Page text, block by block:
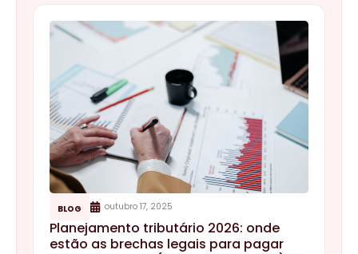
BLOG outubro 17, 2025
Planejamento tributário 2026: onde
estão as brechas legais para pagar